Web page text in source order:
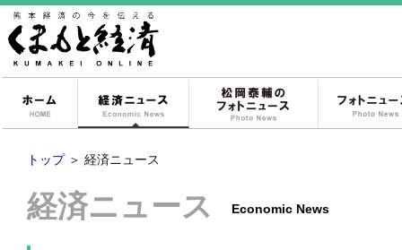
経済ニュース
トップ ＞ 経済ニュース
経済ニュース Economic News